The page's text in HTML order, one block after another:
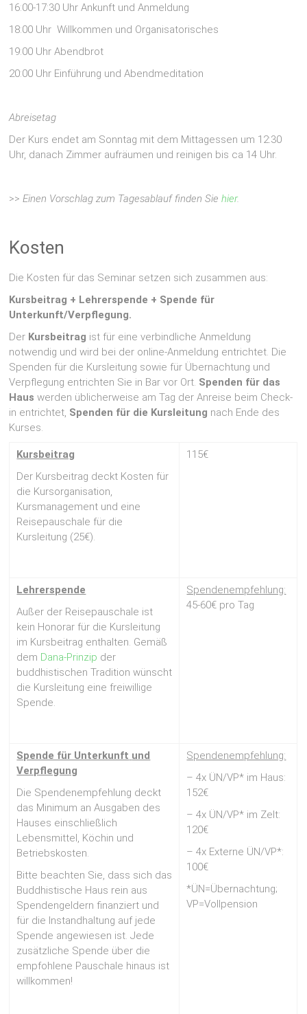
16:00-17:30 Uhr Ankunft und Anmeldung
18:00 Uhr Willkommen und Organisatorisches
19:00 Uhr Abendbrot
20:00 Uhr Einführung und Abendmeditation
Abreisetag
Der Kurs endet am Sonntag mit dem Mittagessen um 12:30
Uhr, danach Zimmer aufräumen und reinigen bis ca 14 Uhr.
>>Einen Vorschlag zum Tagesablauf finden Siehier.
Kosten
Die Kosten für das Seminar setzen sich zusammen aus:
Kursbeitrag + Lehrerspende + Spende für
Unterkunft/Verpflegung.
Der Kursbeitrag ist für eine verbindliche Anmeldung
notwendig und wird bei der online-Anmeldung entrichtet. Die
Spenden für die Kursleitung sowie für Übernachtung und
Verpflegung entrichten Sie in Bar vor Ort. Spenden für das
Haus werden üblicherweise am Tag der Anreise beim Check-
in entrichtet, Spenden für die Kursleitung nach Ende des
Kurses.
Kursbeitrag
Der Kursbeitrag deckt Kosten für
die Kursorganisation,
Kursmanagement und eine
Reisepauschale für die
Kursleitung (25€).
115€
Lehrerspende
Außer der Reisepauschale ist
kein Honorar für die Kursleitung
im Kursbeitrag enthalten. Gemäß
dem Dana-Prinzip der
buddhistischen Tradition wünscht
die Kursleitung eine freiwillige
Spende.
Spendenempfehlung:
45-60€ pro Tag
Spende für Unterkunft und
Verpflegung
Die Spendenempfehlung deckt
das Minimum an Ausgaben des
Hauses einschließlich
Lebensmittel, Köchin und
Betriebskosten.
Bitte beachten Sie, dass sich das
Buddhistische Haus rein aus
Spendengeldern finanziert und
für die Instandhaltung auf jede
Spende angewiesen ist. Jede
zusätzliche Spende über die
empfohlene Pauschale hinaus ist
willkommen!
Spendenempfehlung:
– 4x ÜN/VP* im Haus:
152€
– 4x ÜN/VP* im Zelt:
120€
– 4x Externe ÜN/VP*:
100€
*ÜN=Übernachtung;
VP=Vollpension